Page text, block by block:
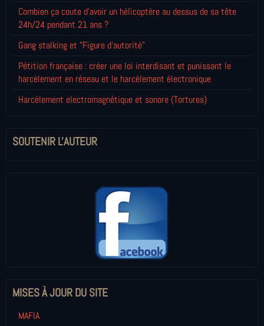
Combien ça coute d'avoir un hélicoptère au dessus de sa tête
24h/24 pendant 21 ans ?
Gang stalking et "Figure d'autorité"
Pétition française : créer une loi interdisant et punissant le
harcèlement en réseau et le harcèlement électronique
Harcèlement electromagnétique et sonore (Tortures)
SOUTENIR L'AUTEUR
MISES À JOUR DU SITE
MAFIA